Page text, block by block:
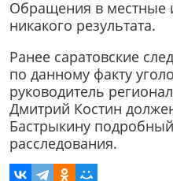
Обращения в местные
никакого результата.
Ранее саратовские
по данному факту
руководитель
Дмитрий Костин
Бастрыкину
расследования.